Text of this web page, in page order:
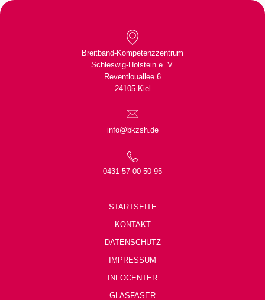
Breitband-Kompetenzzentrum
Schleswig-Holstein e. V.
Reventlouallee 6
24105 Kiel
info@bkzsh.de
0431 57 00 50 95
STARTSEITE
KONTAKT
DATENSCHUTZ
IMPRESSUM
INFOCENTER
GLASFASER